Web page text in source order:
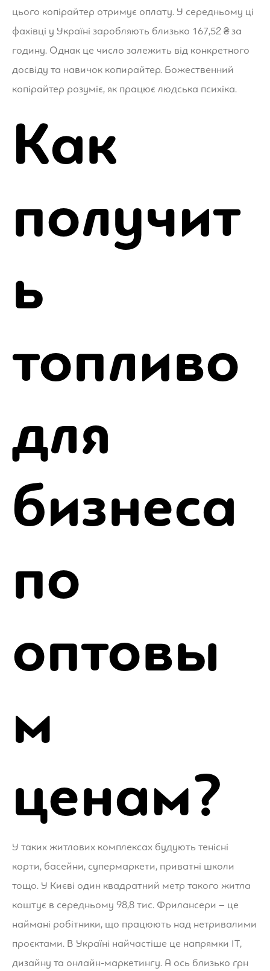
цього копірайтер отримує оплату. У середньому ці
фахівці у Україні заробляють близько 167,52 ₴ за
годину. Однак це число залежить від конкретного
досвіду та навичок копирайтер. Божественний
копірайтер розуміє, як працює людська психіка.
Как
получит
ь
топливо
для
бизнеса
по
оптовы
м
ценам?
У таких житлових комплексах будують тенісні
корти, басейни, супермаркети, приватні школи
тощо. У Києві один квадратний метр такого житла
коштує в середньому 98,8 тис. Фрилансери – це
наймані робітники, що працюють над нетривалими
проєктами. В Україні найчастіше це напрямки ІТ,
дизайну та онлайн-маркетингу. А ось близько грн